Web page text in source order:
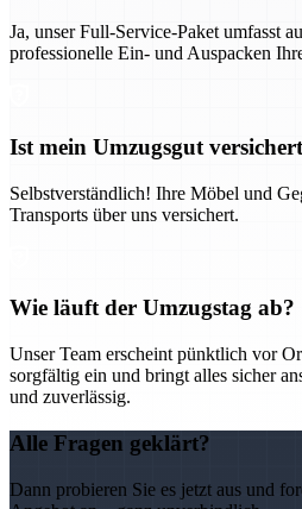
Ja, unser Full-Service-Paket umfasst
professionelle Ein- und Auspacken
Ist mein Umzugsgut
Selbstverständlich! Ihre Möbel und
Transports über uns versichert.
Wie läuft der Umzugstag ab?
Unser Team erscheint pünktlich vor
sorgfältig ein und bringt alles sicher
und zuverlässig.
Alle Fragen geklärt?
Dann probieren Sie es jetzt aus und